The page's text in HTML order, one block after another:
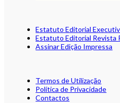
Estatuto Editorial
Estatuto Editorial Revista
Assinar Edição Impressa
Termos de Utilização
Política de Privacidade
Contactos